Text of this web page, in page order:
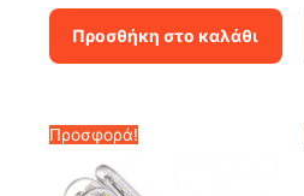
price
85.00€.
τρέχουσα
είναι:
59.50€.
Προσθήκη στο καλάθι
Προσφορά!